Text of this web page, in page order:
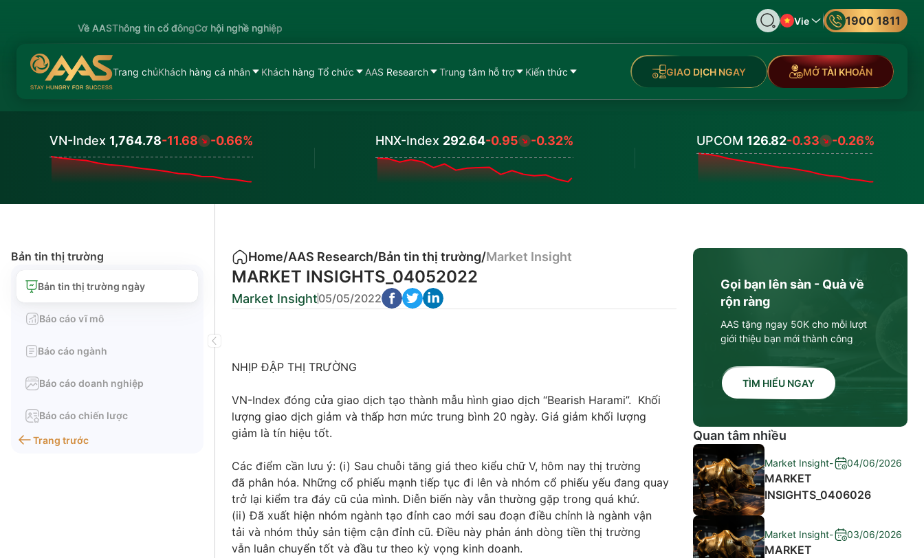
Về AASThông tin cổ đôngCơ hội nghề nghiệp
Vie 1900 1811
Trang chủKhách hàng cá nhân Khách hàng Tổ chức AAS Research Trung tâm hỗ trợ Kiến thức GIAO DỊCH NGAY MỞ TÀI KHOẢN
VN-Index 1,764.78-11.68 -0.66% HNX-Index 292.64-0.95 -0.32% UPCOM 126.82-0.33 -0.26%
Bản tin thị trường
Bản tin thị trường ngày
Báo cáo vĩ mô
Báo cáo ngành
Báo cáo doanh nghiệp
Báo cáo chiến lược
Trang trước
Home/AAS Research/Bản tin thị trường/Market Insight
MARKET INSIGHTS_04052022
Market Insight05/05/2022
NHỊP ĐẬP THỊ TRƯỜNG
VN-Index đóng cửa giao dịch tạo thành mẫu hình giao dịch “Bearish Harami”. Khối
lượng giao dịch giảm và thấp hơn mức trung bình 20 ngày. Giá giảm khối lượng
giảm là tín hiệu tốt.
Các điểm cần lưu ý: (i) Sau chuỗi tăng giá theo kiểu chữ V, hôm nay thị trường
đã phân hóa. Những cổ phiếu mạnh tiếp tục đi lên và nhóm cổ phiếu yếu đang quay
trở lại kiểm tra đáy cũ của mình. Diễn biến này vẫn thường gặp trong quá khứ.
(ii) Đã xuất hiện nhóm ngành tạo đỉnh cao mới sau đoạn điều chỉnh là ngành vận
tải và nhóm thủy sản tiệm cận đỉnh cũ. Điều này phản ánh dòng tiền thị trường
vẫn luân chuyển tốt và đầu tư theo kỳ vọng kinh doanh.
Gọi bạn lên sàn - Quà về
rộn ràng
AAS tặng ngay 50K cho mỗi lượt
giới thiệu bạn mới thành công
TÌM HIỂU NGAY
Quan tâm nhiều
Market Insight- 04/06/2026
MARKET
INSIGHTS_0406026
Market Insight- 03/06/2026
MARKET